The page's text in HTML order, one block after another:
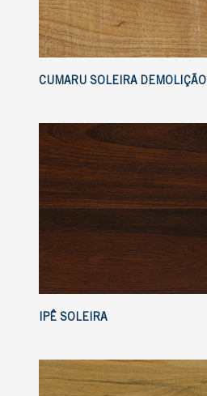
CUMARU SOLEIRA DEMOLIÇÃO
IPÊ SOLEIRA